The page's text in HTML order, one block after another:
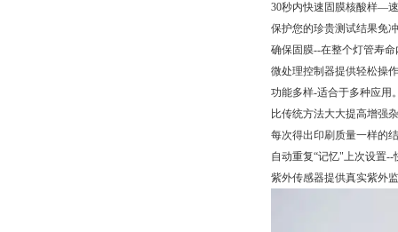
30秒内快速固膜核酸样—
保护您的珍贵测试结果免
确保固膜--在整个灯管寿命
微处理控制器提供轻松操
功能多样-适合于多种应用
比传统方法大大提高增强
每次得出印刷质量一样的
自动重复“记忆"上次设置
紫外传感器提供真实紫外